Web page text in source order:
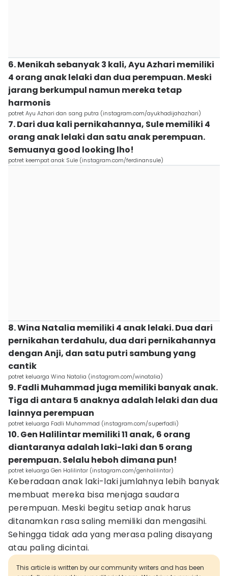
6. Menikah sebanyak 3 kali, Ayu Azhari memiliki
4 orang anak lelaki dan dua perempuan. Meski
jarang berkumpul namun mereka tetap
harmonis
potret Ayu Azhari dan sang putra (instagram.com/ayukhadijahazhari)
7. Dari dua kali pernikahannya, Sule memiliki 4
orang anak lelaki dan satu anak perempuan.
Semuanya good looking lho!
potret keempat anak Sule (instagram.com/ferdinansule)
8. Wina Natalia memiliki 4 anak lelaki. Dua dari
pernikahan terdahulu, dua dari pernikahannya
dengan Anji, dan satu putri sambung yang
cantik
potret keluarga Wina Natalia (instagram.com/winatalia)
9. Fadli Muhammad juga memiliki banyak anak.
Tiga di antara 5 anaknya adalah lelaki dan dua
lainnya perempuan
potret keluarga Fadli Muhammad (instagram.com/superfadli)
10. Gen Halilintar memiliki 11 anak, 6 orang
diantaranya adalah laki-laki dan 5 orang
perempuan. Selalu heboh dimana pun!
potret keluarga Gen Halilintar (instagram.com/genhalilintar)
Keberadaan anak laki-laki jumlahnya lebih banyak
membuat mereka bisa menjaga saudara
perempuan. Meski begitu setiap anak harus
ditanamkan rasa saling memiliki dan mengasihi.
Sehingga tidak ada yang merasa paling disayang
atau paling dicintai.
This article is written by our community writers and has been